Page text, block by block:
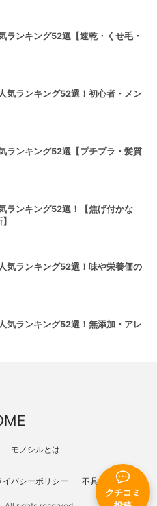
クチコミ
ランキング52選【速乾・くせ毛・
気ランキング52選！初心者・メン
ランキング52選【プチプラ・髪質
ランキング52選！【焦げ付かな
気ランキング52選！味や栄養価の
気ランキング52選！無添加・アレ
モノシルとは
イバシーポリシー 不具合報告